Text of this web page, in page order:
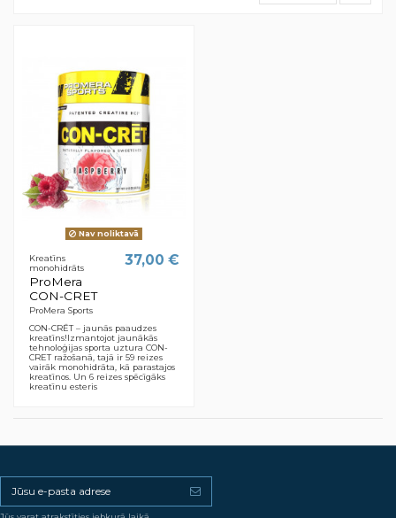
Nav noliktavā
Kreatīns
monohidrāts
ProMera
CON-CRET
ProMera Sports
37,00 €
CON-CRĒT – jaunās paaudzes
kreatīns!Izmantojot jaunākās
tehnoloģijas sporta uztura CON-
CRET ražošanā, tajā ir 59 reizes
vairāk monohidrāta, kā parastajos
kreatīnos. Un 6 reizes spēcīgāks
kreatīnu esteris